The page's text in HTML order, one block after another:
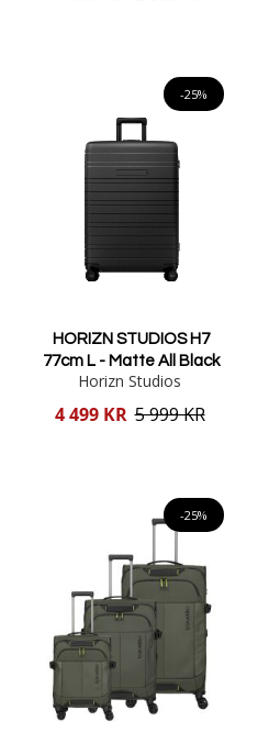
-25%
HORIZN STUDIOS H7
77cm L - Matte All Black
Horizn Studios
Reducerat
4 499 KR 5 999 KR
-25%